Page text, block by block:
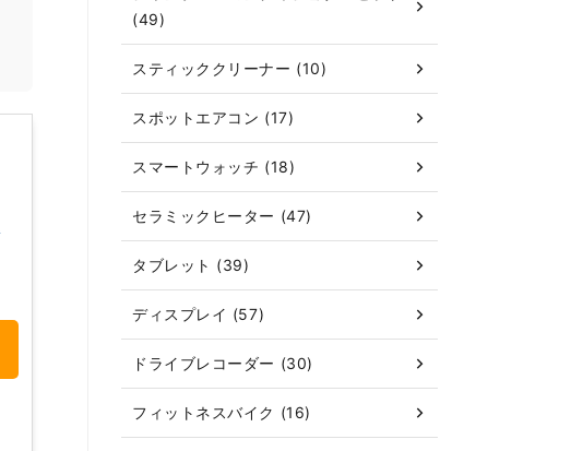
(49)
スティッククリーナー (10)
スポットエアコン (17)
スマートウォッチ (18)
セラミックヒーター (47)
タブレット (39)
ディスプレイ (57)
ドライブレコーダー (30)
フィットネスバイク (16)